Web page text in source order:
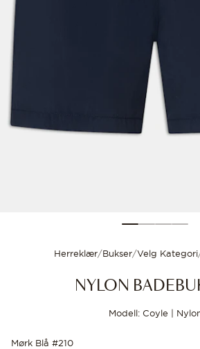
Velg størrelsen din for
Herreklær/Bukser/Velg Kategori
NYLON
Modell: Coyle |
Mørk Blå #210